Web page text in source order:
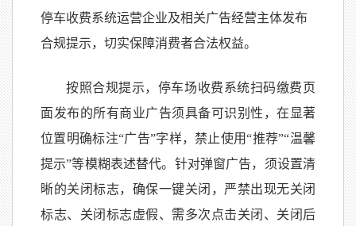
停车收费系统运营企业及相关广告经营主体发布
合规提示，切实保障消费者合法权益。
按照合规提示，停车场收费系统扫码缴费页
面发布的所有商业广告须具备可识别性，在显著
位置明确标注“广告”字样，禁止使用“推荐”“温馨
提示”等模糊表述替代。针对弹窗广告，须设置清
晰的关闭标志，确保一键关闭，严禁出现无关闭
标志、关闭标志虚假、需多次点击关闭、关闭后